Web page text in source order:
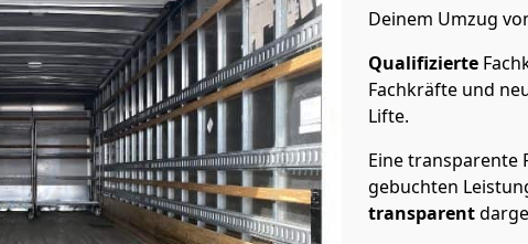
Deinem Umzug
Qualifizierte
Fachkräfte und
Lifte.
Eine transparente
gebuchten
transparent